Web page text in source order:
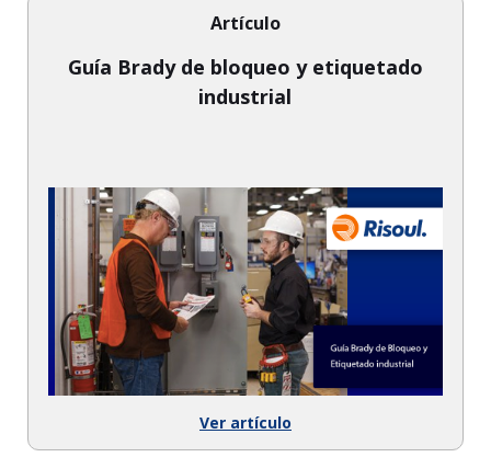
Artículo
Guía Brady de bloqueo y etiquetado
industrial
Ver artículo